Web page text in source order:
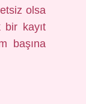
olsa
bir kayıt
başına